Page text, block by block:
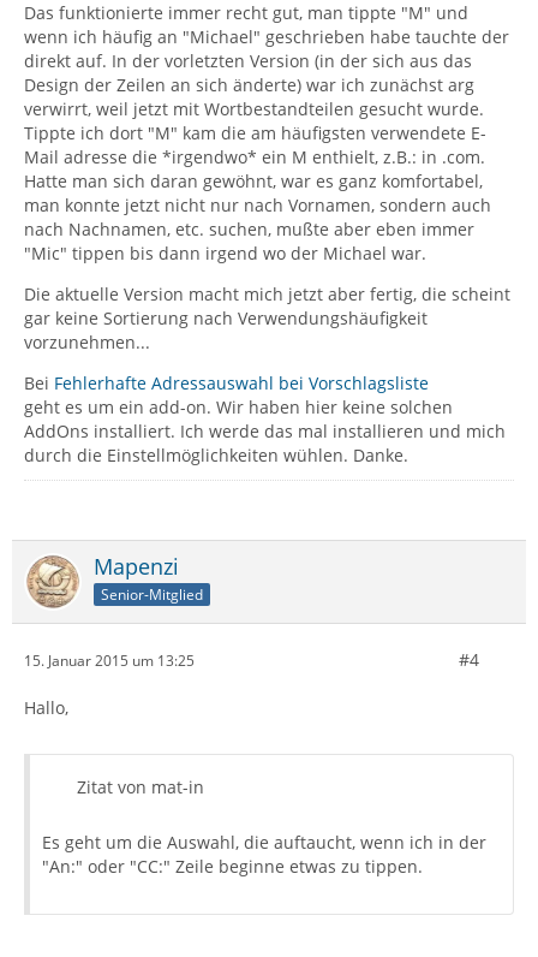
Das funktionierte immer recht gut, man tippte "M" und
wenn ich häufig an "Michael" geschrieben habe tauchte der
direkt auf. In der vorletzten Version (in der sich aus das
Design der Zeilen an sich änderte) war ich zunächst arg
verwirrt, weil jetzt mit Wortbestandteilen gesucht wurde.
Tippte ich dort "M" kam die am häufigsten verwendete E-
Mail adresse die *irgendwo* ein M enthielt, z.B.: in .com.
Hatte man sich daran gewöhnt, war es ganz komfortabel,
man konnte jetzt nicht nur nach Vornamen, sondern auch
nach Nachnamen, etc. suchen, mußte aber eben immer
"Mic" tippen bis dann irgend wo der Michael war.
Die aktuelle Version macht mich jetzt aber fertig, die scheint
gar keine Sortierung nach Verwendungshäufigkeit
vorzunehmen...
Bei Fehlerhafte Adressauswahl bei Vorschlagsliste
geht es um ein add-on. Wir haben hier keine solchen
AddOns installiert. Ich werde das mal installieren und mich
durch die Einstellmöglichkeiten wühlen. Danke.
Mapenzi
Senior-Mitglied
15. Januar 2015 um 13:25 #4
Hallo,
Zitat von mat-in
Es geht um die Auswahl, die auftaucht, wenn ich in der
"An:" oder "CC:" Zeile beginne etwas zu tippen.